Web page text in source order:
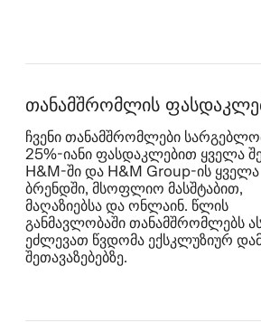
თანამშრომლის
ჩვენი თანამშრომლები
25%-იანი ფასდაკლებით ყველა
H&M‑ში და H&M Group‑ის ყველა
ბრენდში, მსოფლიო მასშტაბით,
მაღაზიებსა და ონლაინ. წლის
განმავლობაში თანამშრომლებს
ეძლევათ წვდომა ექსკლუზიურ
შეთავაზებებზე.